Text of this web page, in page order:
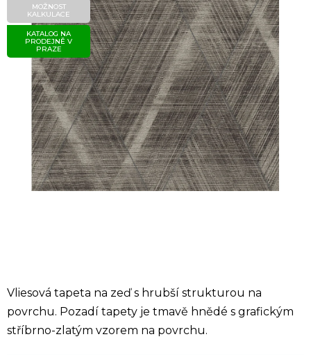
Vliesová tapeta na zeď s hrubší strukturou na
povrchu. Pozadí tapety je tmavě hnědé s grafickým
stříbrno-zlatým vzorem na povrchu.
MOŽNOST
KALKULACE
KATALOG NA
PRODEJNĚ V
PRAZE